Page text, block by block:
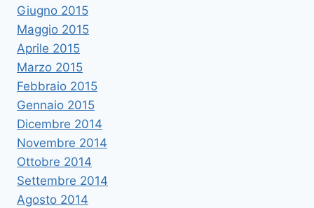
Giugno 2015
Maggio 2015
Aprile 2015
Marzo 2015
Febbraio 2015
Gennaio 2015
Dicembre 2014
Novembre 2014
Ottobre 2014
Settembre 2014
Agosto 2014